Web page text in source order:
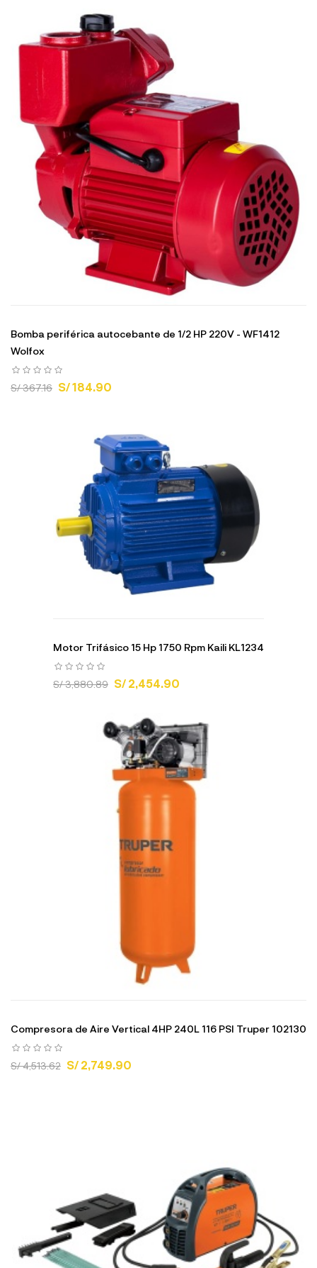
Bomba periférica autocebante de 1/2 HP 220V - WF1412
Wolfox
S/ 367.16 S/ 184.90
Motor Trifásico 15 Hp 1750 Rpm Kaili KL1234
S/ 3,880.89 S/ 2,454.90
Compresora de Aire Vertical 4HP 240L 116 PSI Truper 102130
S/ 4,513.62 S/ 2,749.90